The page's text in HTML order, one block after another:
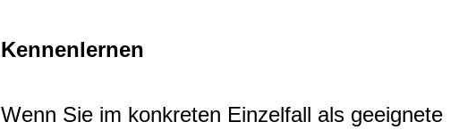
Kennenlernen
Wenn Sie im konkreten Einzelfall als geeignete